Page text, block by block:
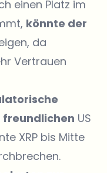
einen Platz im
könnte der
da
Vertrauen
freundlichen US
XRP bis Mitte